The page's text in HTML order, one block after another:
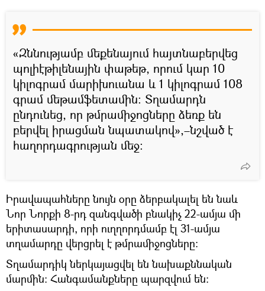
«Զննությամբ մեքենայում հայտնաբերվեց
պոլիէթիլենային փաթեթ, որում կար 10
կիլոգրամ մարիխուանա և 1 կիլոգրամ 108
գրամ մեթամֆետամին։ Տղամարդն
ընդունեց, որ թմրամիջոցները ձեռք են
բերվել իրացման նպատակով»,–նշված է
հաղորդագրության մեջ։
Իրավապահները նույն օրը ձերբակալել են նաև
Նոր Նորքի 8-րդ զանգվածի բնակիչ 22-ամյա մի
երիտասարդի, որի ուղղորդմամբ էլ 31-ամյա
տղամարդը վերցրել է թմրամիջոցները։
Տղամարդիկ ներկայացվել են նախաքննական
մարմին։ Հանգամանքները պարզվում են։